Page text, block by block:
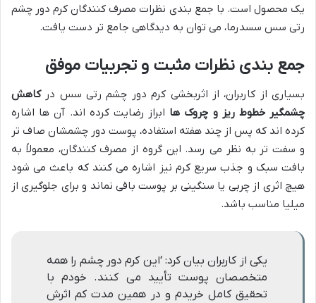
یک محصول است. با جمع بندی نظرات مصرف کنندگان کرم دور چشم
رتی سس سسدرما، می توان به دیدگاهی جامع تر دست یافت.
جمع بندی نظرات مثبت و تجربیات موفق
بسیاری از کاربران، از اثربخشی کرم دور چشم رتی سس درکاهش
چشمگیر خطوط ریز و چروک ها ابراز رضایت کرده اند. آن ها اشاره
کرده اند که پس از چند هفته استفاده، پوست دور چشمشان صاف تر
و سفت تر به نظر می رسد. این گروه از مصرف کنندگان، معمولاً به
بافت سبک و جذب سریع کرم نیز اشاره می کنند که باعث می شود
هیچ اثری از چربی یا سنگینی بر پوست باقی نماند و برای جلوگیری از
میلیا مناسب باشد.
یکی از کاربران بیان کرد: ‘این کرم دور چشم را همه
متخصصان پوست تأیید می کنند. خودم با
تحقیق کامل خریدم و در همین مدت کم اثرش